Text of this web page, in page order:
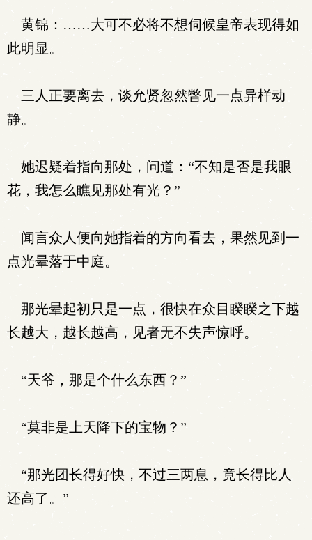
黄锦：……大可不必将不想伺候皇帝表现得如
此明显。
三人正要离去，谈允贤忽然瞥见一点异样动
静。
她迟疑着指向那处，问道：“不知是否是我眼
花，我怎么瞧见那处有光？”
闻言众人便向她指着的方向看去，果然见到一
点光晕落于中庭。
那光晕起初只是一点，很快在众目睽睽之下越
长越大，越长越高，见者无不失声惊呼。
“天爷，那是个什么东西？”
“莫非是上天降下的宝物？”
“那光团长得好快，不过三两息，竟长得比人
还高了。”